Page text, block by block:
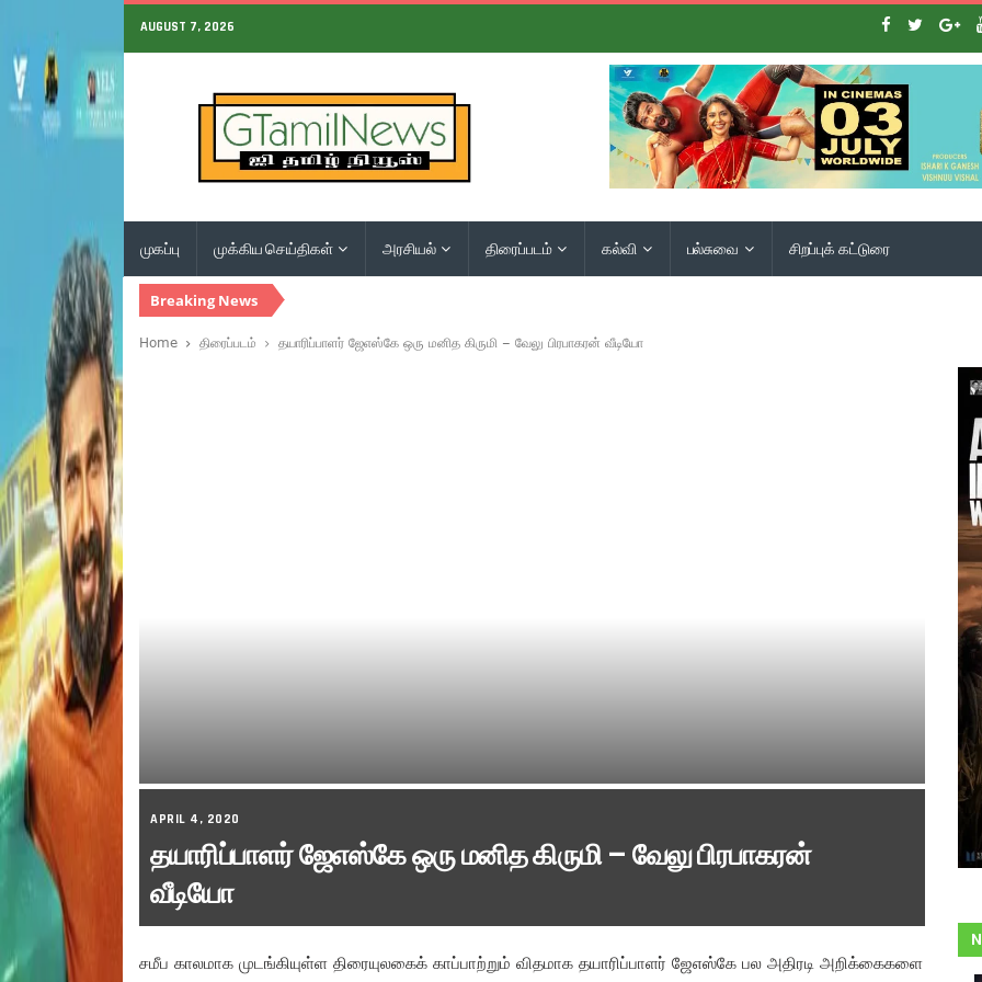
AUGUST 7, 2026
முகப்பு முக்கிய செய்திகள் அரசியல் திரைப்படம் கல்வி பல்சுவை சிறப்புக் கட்டுரை
Breaking News
Home திரைப்படம் தயாரிப்பாளர் ஜேஎஸ்கே ஒரு மனித கிருமி – வேலு பிரபாகரன் வீடியோ
APRIL 4, 2020
தயாரிப்பாளர் ஜேஎஸ்கே ஒரு மனித கிருமி – வேலு பிரபாகரன்
வீடியோ
சமீப காலமாக முடங்கியுள்ள திரையுலகைக் காப்பாற்றும் விதமாக தயாரிப்பாளர் ஜேஎஸ்கே பல அதிரடி அறிக்கைகளை